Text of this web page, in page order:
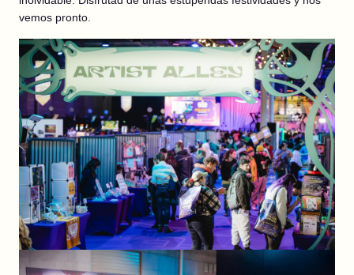
vemos pronto.